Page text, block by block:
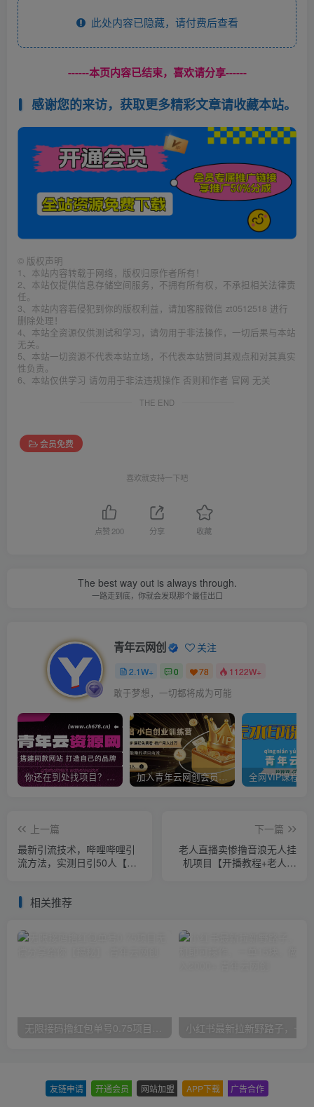
此处内容已隐藏，请付费后查看
------本页内容已结束，喜欢请分享------
感谢您的来访，获取更多精彩文章请收藏本站。
© 版权声明
1、本站内容转载于网络，版权归原作者所有！
2、本站仅提供信息存储空间服务，不拥有所有权，不承担相关法律责
任。
3、本站内容若侵犯到你的版权利益，请加客服微信 zt0512518 进行
删除处理！
4、本站全资源仅供测试和学习，请勿用于非法操作，一切后果与本站
无关。
5、本站一切资源不代表本站立场，不代表本站赞同其观点和对其真实
性负责。
6、本站仅供学习 请勿用于非法违规操作 否则和作者 官网 无关
THE END
会员免费
喜欢就支持一下吧
点赞200 分享 收藏
The best way out is always through.
一路走到底，你就会发现那个最佳出口
青年云网创 关注
2.1W+ 0 78 1122W+
敢于梦想，一切都将成为可能
你还在到处找项目？还在当韭菜？我靠卖项目一个月收入5万+，曾经我也是个失败者。 加入青年云网创会员，全站资源免费学习。加入高级合伙人，推广日入1000+
上一篇
最新引流技术，哔哩哔哩引
流方法，实测日引50人【揭
下一篇
老人直播卖惨撸音浪无人挂
机项目【开播教程+老人素
相关推荐
无限接码撸红包单号0.75项目无偿分享给你【揭秘】
友链申请 开通会员 网站加盟 APP下载 广告合作